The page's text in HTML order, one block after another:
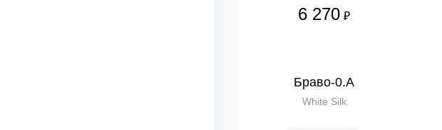
6 270 ₽
Браво-0.А
White Silk